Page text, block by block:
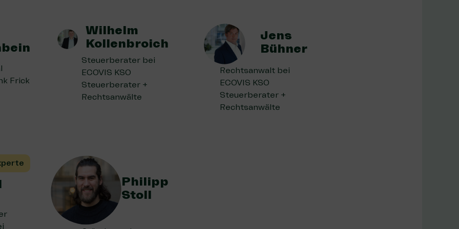
Frick
Wilhelm
Kollenbroich
Steuerberater bei
ECOVIS KSO
Steuerberater +
Rechtsanwälte
Jens
Bühner
Rechtsanwalt bei
ECOVIS KSO
Steuerberater +
Rechtsanwälte
Philipp
Stoll